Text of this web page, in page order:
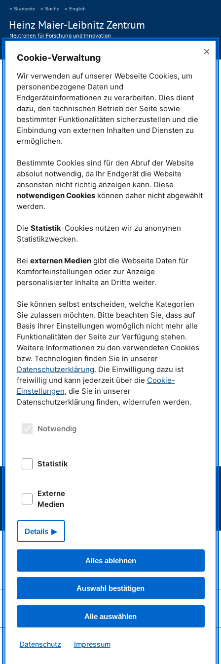
Heinz Maier-Leibnitz Zentrum
Neutronen für Forschung und Innovation
» Startseite » Suche » English
Publikationen 2015
PublikationsdatenbankMLZ
> Telefonverzeichnis
> Datenschutz
MLZ ist eine Kooperation aus:
> Technische Universität München
> Forschungszentrum Jülich
MLZist Mitglied in:
in den sozialen Medien:
Cookie-Verwaltung ×
Wir verwenden auf unserer Webseite Cookies, um
personenbezogene Daten und
Endgeräteinformationen zu verarbeiten. Dies dient
dazu, den technischen Betrieb der Seite sowie
bestimmter Funktionalitäten sicherzustellen und die
Einbindung von externen Inhalten und Diensten zu
ermöglichen.
Bestimmte Cookies sind für den Abruf der Website
absolut notwendig, da Ihr Endgerät die Website
ansonsten nicht richtig anzeigen kann. Diese
notwendigen Cookieskönnen daher nicht abgewählt
werden.
Die Statistik-Cookies nutzen wir zu anonymen
Statistikzwecken.
Bei externen Mediengibt die Webseite Daten für
Komforteinstellungen oder zur Anzeige
personalisierter Inhalte an Dritte weiter.
Sie können selbst entscheiden, welche Kategorien
Sie zulassen möchten. Bitte beachten Sie, dass auf
Basis Ihrer Einstellungen womöglich nicht mehr alle
Funktionalitäten der Seite zur Verfügung stehen.
Weitere Informationen zu den verwendeten Cookies
bzw. Technologien finden Sie in unserer
Datenschutzerklärung. Die Einwilligung dazu ist
freiwillig und kann jederzeit über die Cookie-
Einstellungen, die Sie in unserer
Datenschutzerklärung finden, widerrufen werden.
Notwendig
Statistik
Externe
Medien
Details
Alles ablehnen
Auswahl bestätigen
Alle auswählen
Datenschutz Impressum